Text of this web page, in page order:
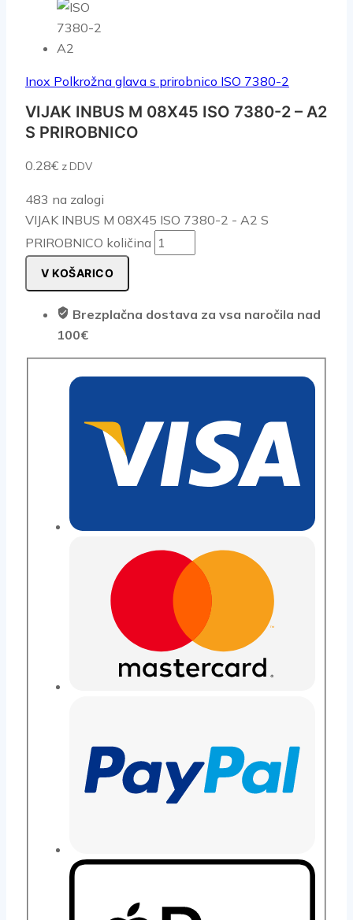
Inox Polkrožna glava s prirobnico ISO 7380-2
VIJAK INBUS M 08X45 ISO 7380-2 – A2
S PRIROBNICO
0.28€ z DDV
483 na zalogi
VIJAK INBUS M 08X45 ISO 7380-2 - A2 S
PRIROBNICO količina
V KOŠARICO
Brezplačna dostava za vsa naročila nad
100€